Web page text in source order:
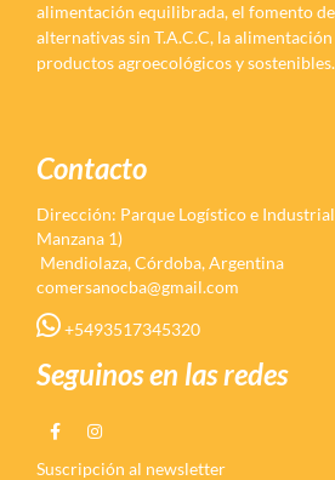
alimentación equilibrada, el fomento
alternativas sin T.A.C.C, la
productos agroecológicos y sostenibles.
Contacto
Dirección: Parque Logístico e
Manzana 1)
Mendiolaza, Córdoba, Argentina
comersanocba@gmail.com
+5493517345320
Seguinos en las redes
Suscripción al newsletter